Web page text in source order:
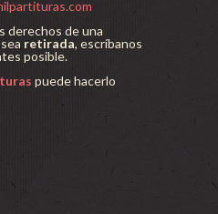
derechos de una
retirada, escríbanos
posible.
puede hacerlo